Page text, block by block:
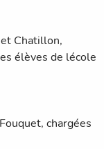
Chatillon,
élèves de lécole
chargées